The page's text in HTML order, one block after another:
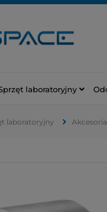
laboratoryjny
laboratoryjny